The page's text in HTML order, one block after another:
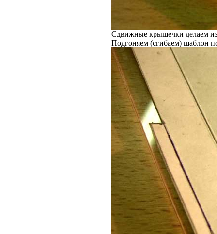
Сдвижные крышечки делаем из
Подгоняем (сгибаем) шаблон